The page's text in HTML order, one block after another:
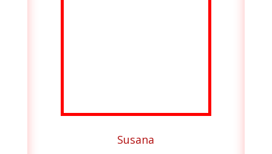
Susana